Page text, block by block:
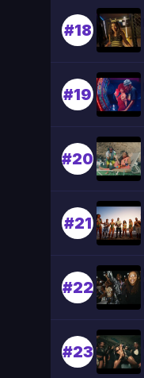
#18
#19
#20
#21
#22
#23